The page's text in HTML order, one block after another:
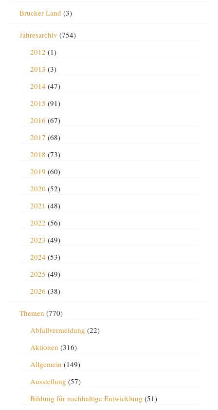
Brucker Land (3)
Jahresarchiv (754)
2012 (1)
2013 (3)
2014 (47)
2015 (91)
2016 (67)
2017 (68)
2018 (73)
2019 (60)
2020 (52)
2021 (48)
2022 (56)
2023 (49)
2024 (53)
2025 (49)
2026 (38)
Themen (770)
Abfallvermeidung (22)
Aktionen (316)
Allgemein (149)
Ausstellung (57)
Bildung für nachhaltige Entwicklung (51)